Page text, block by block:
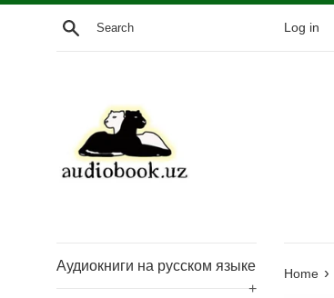
Skip
Search Log in
Аудиокниги на русском языке
+
Home ›